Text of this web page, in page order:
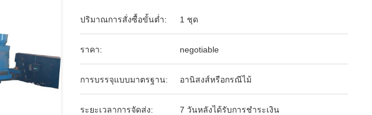
ปริมาณการสั่งซื้อขั้นต่ำ: 1 ชุด
ราคา: negotiable
การบรรจุแบบมาตรฐาน: อานิสงส์หรือกรณีไม้
ระยะเวลาการจัดส่ง: 7 วันหลังได้รับการชำระเงิน